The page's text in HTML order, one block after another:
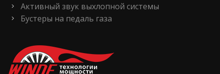
Активный звук выхлопной системы
Бустеры на педаль газа